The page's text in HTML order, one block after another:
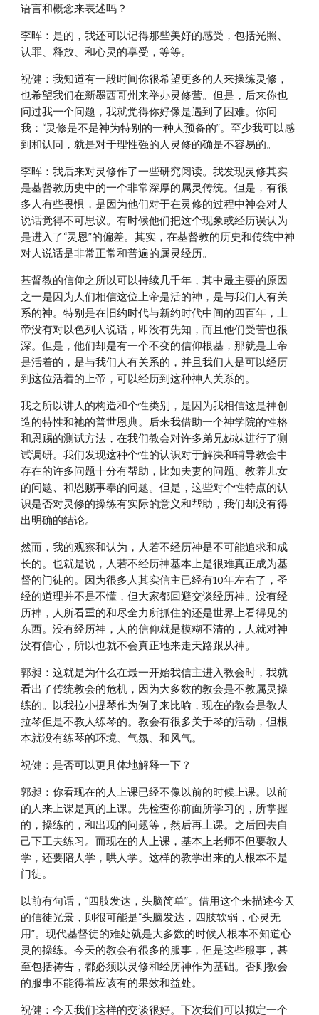
语言和概念来表述吗？
李晖：是的，我还可以记得那些美好的感受，包括光照、
认罪、释放、和心灵的享受，等等。
祝健：我知道有一段时间你很希望更多的人来操练灵修，
也希望我们在新墨西哥州来举办灵修营。但是，后来你也
问过我一个问题，我就觉得你好像是遇到了困难。你问
我：“灵修是不是神为特别的一种人预备的”。至少我可以感
到和认同，就是对于理性强的人灵修的确是不容易的。
李晖：我后来对灵修作了一些研究阅读。我发现灵修其实
是基督教历史中的一个非常深厚的属灵传统。但是，有很
多人有些畏惧，是因为他们对于在灵修的过程中神会对人
说话觉得不可思议。有时候他们把这个现象或经历误认为
是进入了“灵恩”的偏差。其实，在基督教的历史和传统中神
对人说话是非常正常和普遍的属灵经历。
基督教的信仰之所以可以持续几千年，其中最主要的原因
之一是因为人们相信这位上帝是活的神，是与我们人有关
系的神。特别是在旧约时代与新约时代中间的四百年，上
帝没有对以色列人说话，即没有先知，而且他们受苦也很
深。但是，他们却是有一个不变的信仰根基，那就是上帝
是活着的，是与我们人有关系的，并且我们人是可以经历
到这位活着的上帝，可以经历到这种神人关系的。
我之所以讲人的构造和个性类别，是因为我相信这是神创
造的特性和祂的普世恩典。后来我借助一个神学院的性格
和恩赐的测试方法，在我们教会对许多弟兄姊妹进行了测
试调研。我们发现这种个性的认识对于解决和辅导教会中
存在的许多问题十分有帮助，比如夫妻的问题、教养儿女
的问题、和恩赐事奉的问题。但是，这些对个性特点的认
识是否对灵修的操练有实际的意义和帮助，我们却没有得
出明确的结论。
然而，我的观察和认为，人若不经历神是不可能追求和成
长的。也就是说，人若不经历神基本上是很难真正成为基
督的门徒的。因为很多人其实信主已经有10年左右了，圣
经的道理并不是不懂，但大家都回避交谈经历神。没有经
历神，人所看重的和尽全力所抓住的还是世界上看得见的
东西。没有经历神，人的信仰就是模糊不清的，人就对神
没有信心，所以也就不会真正地来走天路跟从神。
郭昶：这就是为什么在最一开始我信主进入教会时，我就
看出了传统教会的危机，因为大多数的教会是不教属灵操
练的。以我拉小提琴作为例子来比喻，现在的教会是教人
拉琴但是不教人练琴的。教会有很多关于琴的活动，但根
本就没有练琴的环境、气氛、和风气。
祝健：是否可以更具体地解释一下？
郭昶：你看现在的人上课已经不像以前的时候上课。以前
的人来上课是真的上课。先检查你前面所学习的，所掌握
的，操练的，和出现的问题等，然后再上课。之后回去自
己下工夫练习。而现在的人上课，基本上老师不但要教人
学，还要陪人学，哄人学。这样的教学出来的人根本不是
门徒。
以前有句话，“四肢发达，头脑简单”。借用这个来描述今天
的信徒光景，则很可能是“头脑发达，四肢软弱，心灵无
用”。现代基督徒的难处就是大多数的时候人根本不知道心
灵的操练。今天的教会有很多的服事，但是这些服事，甚
至包括祷告，都必须以灵修和经历神作为基础。否则教会
的服事不能得着应该有的果效和益处。
祝健：今天我们这样的交谈很好。下次我们可以拟定一个